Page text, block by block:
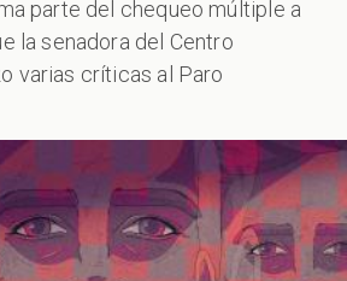
parte del chequeo múltiple a
la senadora del Centro
varias críticas al Paro